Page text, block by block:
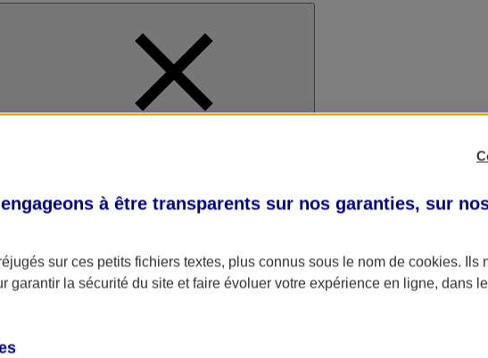
à être transparents sur nos garanties, sur
sur ces petits fichiers textes, plus connus sous le nom de cookies. Ils
garantir la sécurité du site et faire évoluer votre expérience en ligne, dans